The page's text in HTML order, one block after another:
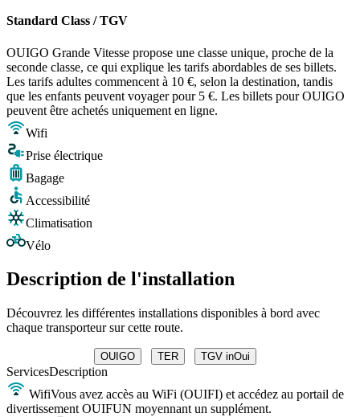
Standard Class / TGV
OUIGO Grande Vitesse propose une classe unique, proche de la
seconde classe, ce qui explique les tarifs abordables de ses billets.
Les tarifs adultes commencent à 10 €, selon la destination, tandis
que les enfants peuvent voyager pour 5 €. Les billets pour OUIGO
peuvent être achetés uniquement en ligne.
Wifi
Prise électrique
Bagage
Accessibilité
Climatisation
Vélo
Description de l'installation
Découvrez les différentes installations disponibles à bord avec
chaque transporteur sur cette route.
OUIGO TER TGV inOui
ServicesDescription
WifiVous avez accès au WiFi (OUIFI) et accédez au portail de
divertissement OUIFUN moyennant un supplément.